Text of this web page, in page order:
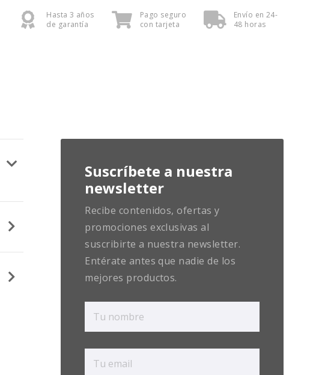
Hasta 3 años
de garantía
Pago seguro
con tarjeta
Envío en 24-
48 horas
Suscríbete a nuestra
newsletter
Recibe contenidos, ofertas y
promociones exclusivas al
suscribirte a nuestra newsletter.
Entérate antes que nadie de los
mejores productos.